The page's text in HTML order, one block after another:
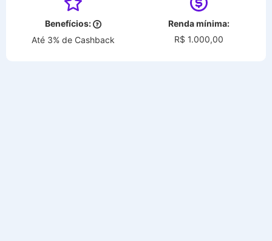
Benefícios:
Até 3% de Cashback
Renda mínima:
R$ 1.000,00